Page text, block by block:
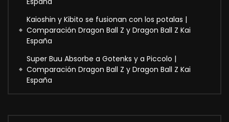
Kaioshin y Kibito se fusionan con los potalas |
Comparación Dragon Ball Z y Dragon Ball Z Kai
España
Super Buu Absorbe a Gotenks y a Piccolo |
Comparación Dragon Ball Z y Dragon Ball Z Kai
España